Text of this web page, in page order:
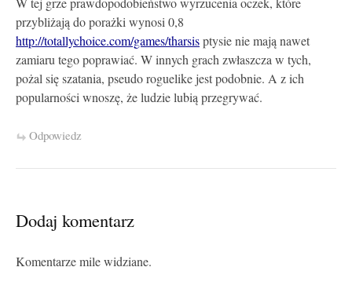
przybliżają do porażki wynosi 0,8
http://totallychoice.com/games/tharsisptysie nie mają nawet
zamiaru tego poprawiać. W innych grach zwłaszcza w tych,
pożal się szatania, pseudo roguelike jest podobnie. A z ich
popularności wnoszę, że ludzie lubią przegrywać.
Odpowiedz
Dodaj komentarz
Komentarze mile widziane.